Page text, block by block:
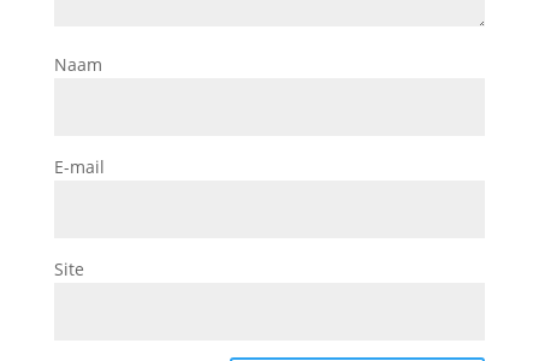
Naam
E-mail
Site